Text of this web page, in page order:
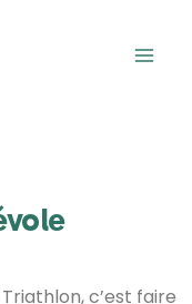
c’est faire